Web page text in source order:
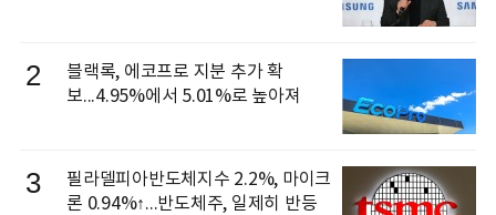
2
블랙록, 에코프로 지분 추가 확
보...4.95%에서 5.01%로 높아져
3
필라델피아반도체지수 2.2%, 마이크
론 0.94%↑...반도체주, 일제히 반등